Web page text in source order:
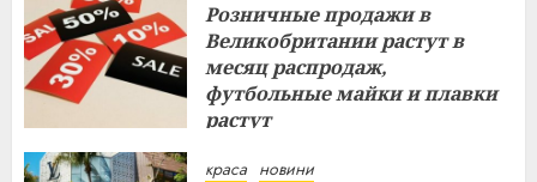
Розничные продажи в
Великобритании растут в
месяц распродаж,
футбольные майки и плавки
растут
краса новини